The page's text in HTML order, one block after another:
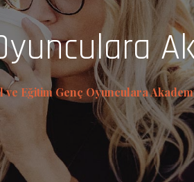
ve Eğitim Genç Oyunculara